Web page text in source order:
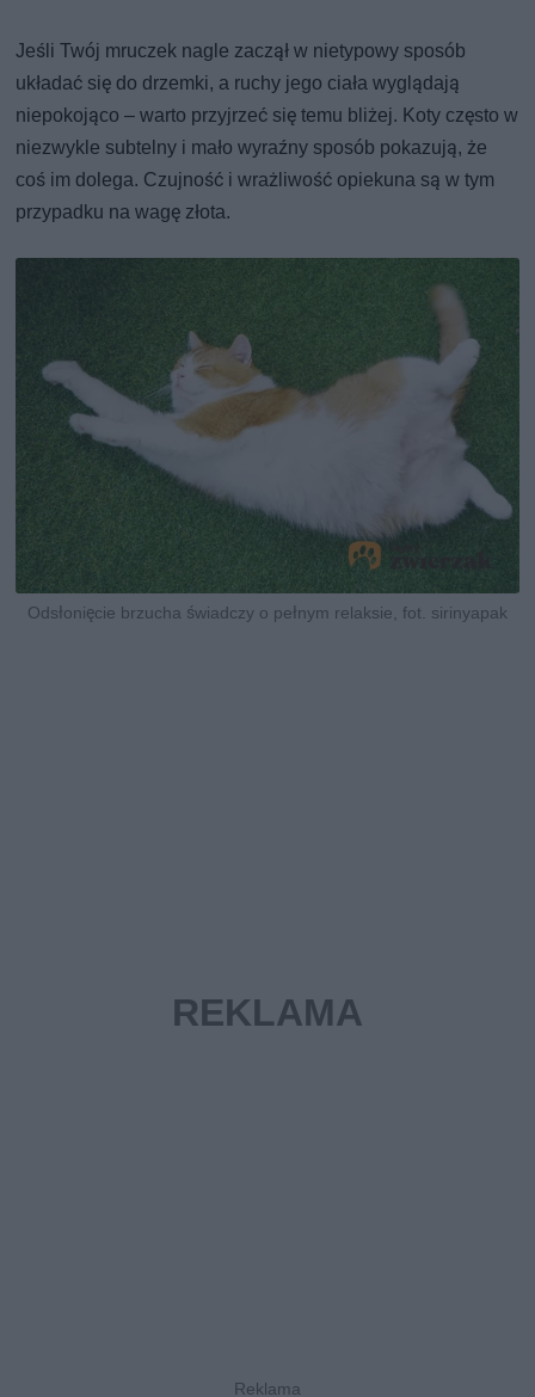
Jeśli Twój mruczek nagle zaczął w nietypowy sposób
układać się do drzemki, a ruchy jego ciała wyglądają
niepokojąco – warto przyjrzeć się temu bliżej. Koty często w
niezwykle subtelny i mało wyraźny sposób pokazują, że
coś im dolega. Czujność i wrażliwość opiekuna są w tym
przypadku na wagę złota.
Odsłonięcie brzucha świadczy o pełnym relaksie, fot. sirinyapak